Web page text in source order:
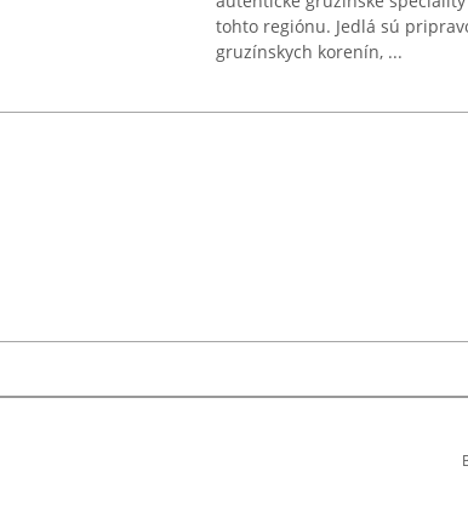
tohto regiónu. Jedlá sú
gruzínskych korenín, ...